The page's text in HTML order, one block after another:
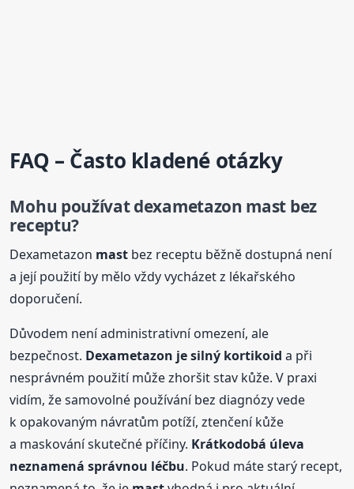
FAQ – Často kladené otázky
Mohu používat dexametazon mast bez
receptu?
Dexametazon mast bez receptu běžně dostupná není
a její použití by mělo vždy vycházet z lékařského
doporučení.
Důvodem není administrativní omezení, ale
bezpečnost. Dexametazon je silný kortikoid a při
nesprávném použití může zhoršit stav kůže. V praxi
vidím, že samovolné používání bez diagnózy vede
k opakovaným návratům potíží, ztenčení kůže
a maskování skutečné příčiny. Krátkodobá úleva
neznamená správnou léčbu. Pokud máte starý recept,